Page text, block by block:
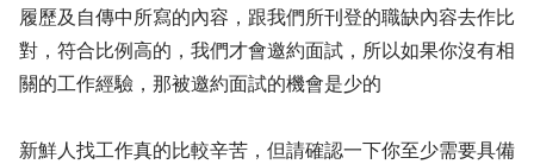
履歷及自傳中所寫的內容，跟我們所刊登的職缺內容去作比
對，符合比例高的，我們才會邀約面試，所以如果你沒有相
關的工作經驗，那被邀約面試的機會是少的
新鮮人找工作真的比較辛苦，但請確認一下你至少需要具備